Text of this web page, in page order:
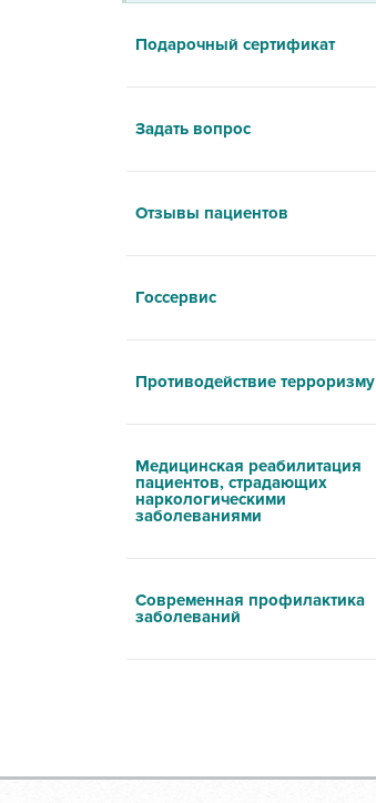
Подарочный сертификат
Задать вопрос
Отзывы пациентов
Госсервис
Противодействие терроризму
Медицинская реабилитация
пациентов, страдающих
наркологическими
заболеваниями
Современная профилактика
заболеваний